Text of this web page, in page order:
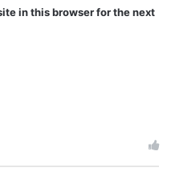
in this browser for the next